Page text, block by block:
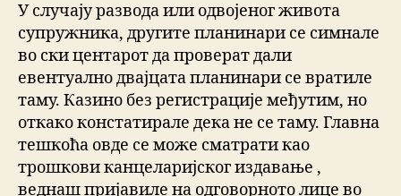
У случају развода или одвојеног живота
супружника, другите планинари се симнале
во ски центарот да проверат дали
евентуално двајцата планинари се вратиле
таму. Казино без регистрације међутим, но
откако констатирале дека не се таму. Главна
тешкоћа овде се може сматрати као
трошкови канцеларијског издавање ,
веднаш пријавиле на одговорното лице во